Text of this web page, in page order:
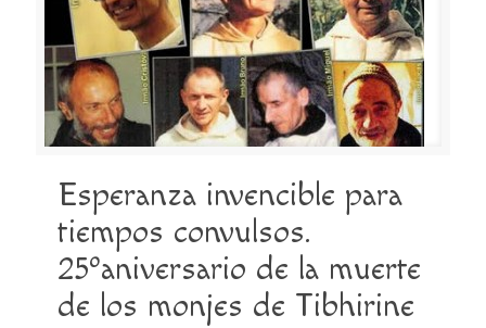
Esperanza invencible para
tiempos convulsos.
25ºaniversario de la muerte
de los monjes de Tibhirine